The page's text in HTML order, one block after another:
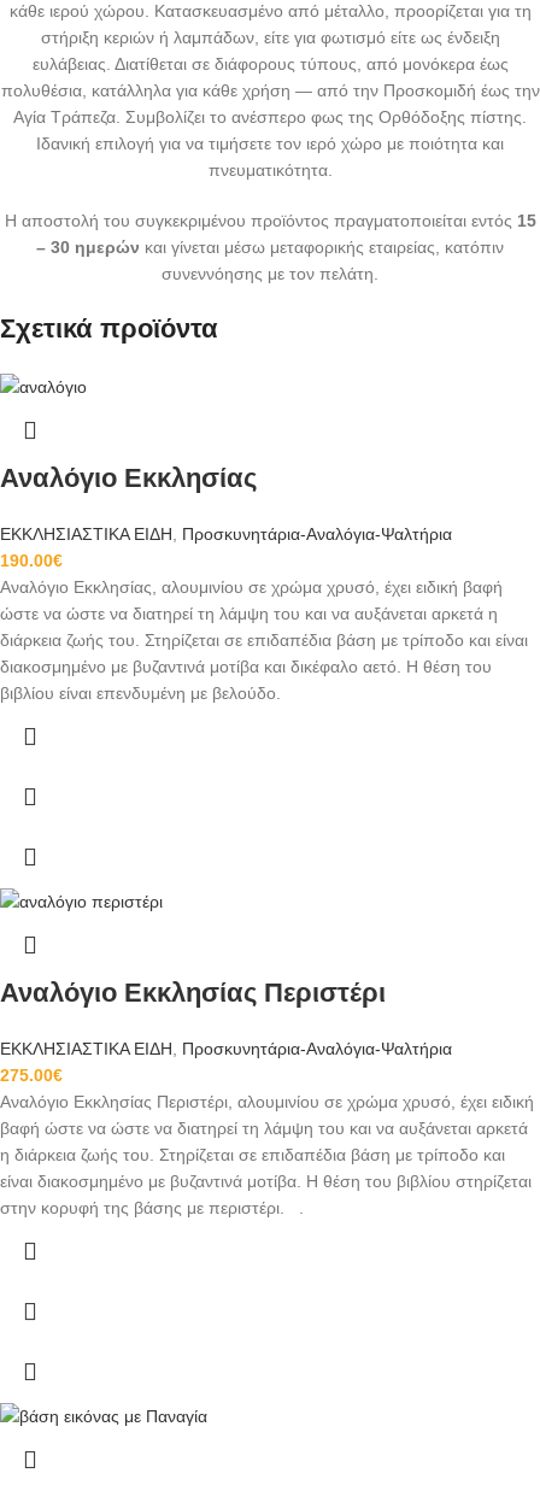
κάθε ιερού χώρου. Κατασκευασμένο από μέταλλο, προορίζεται για τη
στήριξη κεριών ή λαμπάδων, είτε για φωτισμό είτε ως ένδειξη
ευλάβειας. Διατίθεται σε διάφορους τύπους, από μονόκερα έως
πολυθέσια, κατάλληλα για κάθε χρήση — από την Προσκομιδή έως την
Αγία Τράπεζα. Συμβολίζει το ανέσπερο φως της Ορθόδοξης πίστης.
Ιδανική επιλογή για να τιμήσετε τον ιερό χώρο με ποιότητα και
πνευματικότητα.
Η αποστολή του συγκεκριμένου προϊόντος πραγματοποιείται εντός 15
– 30 ημερών και γίνεται μέσω μεταφορικής εταιρείας, κατόπιν
συνεννόησης με τον πελάτη.
Σχετικά προϊόντα
Αναλόγιο Εκκλησίας
ΕΚΚΛΗΣΙΑΣΤΙΚΑ ΕΙΔΗ
Προσκυνητάρια-Αναλόγια-Ψαλτήρια
190.00€
Αναλόγιο Εκκλησίας, αλουμινίου σε χρώμα χρυσό, έχει ειδική βαφή
ώστε να ώστε να διατηρεί τη λάμψη του και να αυξάνεται αρκετά η
διάρκεια ζωής του. Στηρίζεται σε επιδαπέδια βάση με τρίποδο και είναι
διακοσμημένο με βυζαντινά μοτίβα και δικέφαλο αετό. Η θέση του
βιβλίου είναι επενδυμένη με βελούδο.
Αναλόγιο Εκκλησίας Περιστέρι
ΕΚΚΛΗΣΙΑΣΤΙΚΑ ΕΙΔΗ
Προσκυνητάρια-Αναλόγια-Ψαλτήρια
275.00€
Αναλόγιο Εκκλησίας Περιστέρι, αλουμινίου σε χρώμα χρυσό, έχει ειδική
βαφή ώστε να ώστε να διατηρεί τη λάμψη του και να αυξάνεται αρκετά
η διάρκεια ζωής του. Στηρίζεται σε επιδαπέδια βάση με τρίποδο και
είναι διακοσμημένο με βυζαντινά μοτίβα. Η θέση του βιβλίου στηρίζεται
στην κορυφή της βάσης με περιστέρι. .